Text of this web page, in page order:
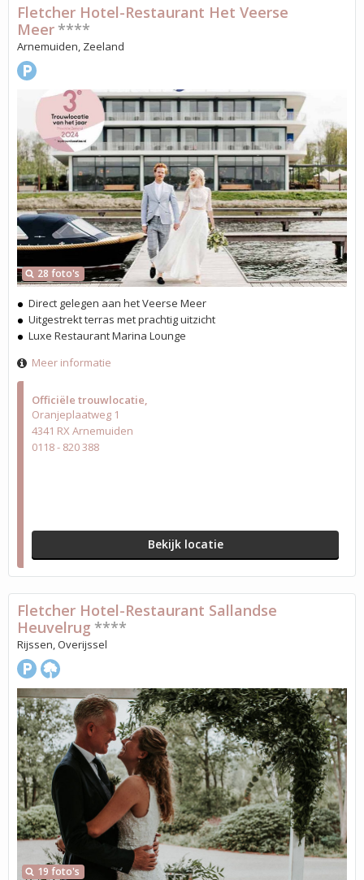
Officiële trouwlocatie
Oranjeplaatweg 1
4341 RX Arnemuiden
0118 - 820 388
Bekijk locatie
28 foto's
Fletcher Hotel-Restaurant Het Veerse
Meer ****
Arnemuiden, Zeeland
Direct gelegen aan het Veerse Meer
Uitgestrekt terras met prachtig uitzicht
Luxe Restaurant Marina Lounge
Meer informatie
19 foto's
Fletcher Hotel-Restaurant Sallandse
Heuvelrug ****
Rijssen, Overijssel